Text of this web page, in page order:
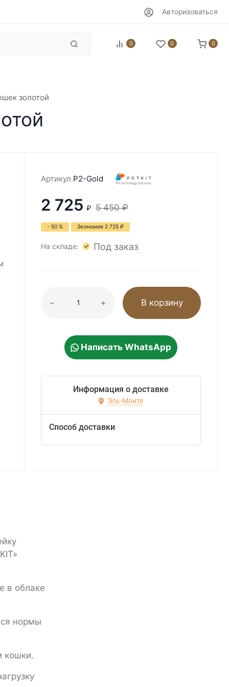
Авторизоваться
0 0 0
золотой
Артикул P2-Gold
2 725 ₽ 5 450 ₽
- 50 % Экономия 2 725 ₽
На складе: Под заказ
В корзину
Написать WhatsApp
Информация о доставке
Эль-Монте
Способ доставки
в облаке
нормы
кошки.